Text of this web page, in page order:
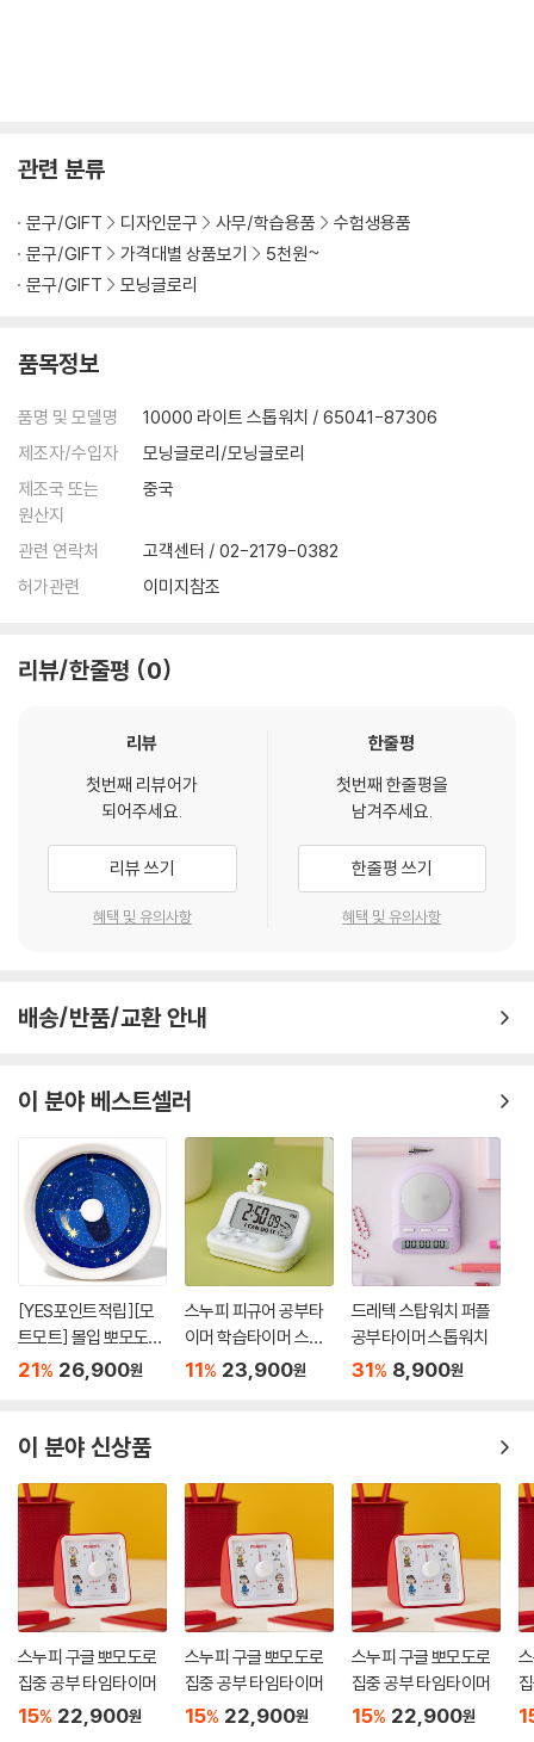
관련 분류
문구/GIFT 디자인문구 사무/학습용품
수험생용품
문구/GIFT
가격대별 상품보기
5천원~
문구/GIFT
모닝글로리
품목정보
품명 및 모델명
10000 라이트 스톱워치 / 65041-87306
제조자/수입자
모닝글로리/모닝글로리
제조국 또는
원산지
중국
관련 연락처
고객센터 / 02-2179-0382
허가관련
이미지참조
리뷰/한줄평 0
리뷰
첫번째 리뷰어가
되어주세요.
리뷰 쓰기
혜택 및 유의사항
한줄평
첫번째 한줄평을
남겨주세요.
한줄평 쓰기
혜택 및 유의사항
배송/반품/교환 안내
이 분야 베스트셀러
[YES포인트적립][모
트모트] 몰입 뽀모도로
타이머 - 소원을 말해
21% 26,900원
스누피 피규어 공부타
이머 학습타이머 스톱
워치 스탑워치 데스크
11% 23,900원
드레텍 스탑워치 퍼플
공부타이머 스톱워치
31% 8,900원
이 분야 신상품
스누피 구글 뽀모도로
집중 공부 타임타이머
15% 22,900원
스누피 구글 뽀모도로
집중 공부 타임타이머
15% 22,900원
스누피 구글 뽀모도로
집중 공부 타임타이머
15% 22,900원